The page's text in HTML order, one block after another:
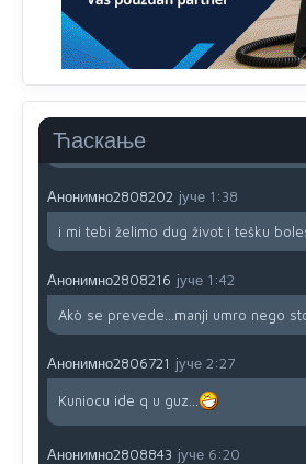
Ћаскање
uvoznik za Kosovo
Анонимно2806721 јуче 12:45
Kosovo-kome će se vratiti? Gdje je
da brani? A imamo vojsku Kosova
dobro i da se što bolje opreme
Анонимно2808202 јуче 1:38
i mi tebi želimo dug život i tešku
Анонимно2808216 јуче 1:42
Akò se prevede...manji umro nego
Анонимно2806721 јуче 2:27
Kuniocu ide q u guz...
Анонимно2808843 јуче 6:20